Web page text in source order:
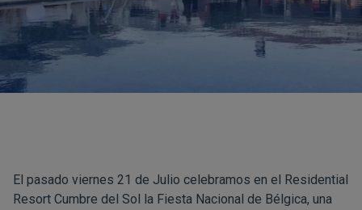
El pasado viernes 21 de Julio celebramos en el Residential
Resort Cumbre del Sol la Fiesta Nacional de Bélgica, una